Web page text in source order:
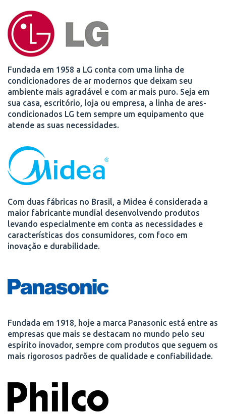
Fundada em 1958 a LG conta com uma linha de
condicionadores de ar modernos que deixam seu
ambiente mais agradável e com ar mais puro. Seja em
sua casa, escritório, loja ou empresa, a linha de ares-
condicionados LG tem sempre um equipamento que
atende as suas necessidades.
Com duas fábricas no Brasil, a Midea é considerada a
maior fabricante mundial desenvolvendo produtos
levando especialmente em conta as necessidades e
características dos consumidores, com foco em
inovação e durabilidade.
Fundada em 1918, hoje a marca Panasonic está entre as
empresas que mais se destacam no mundo pelo seu
espírito inovador, sempre com produtos que seguem os
mais rigorosos padrões de qualidade e confiabilidade.